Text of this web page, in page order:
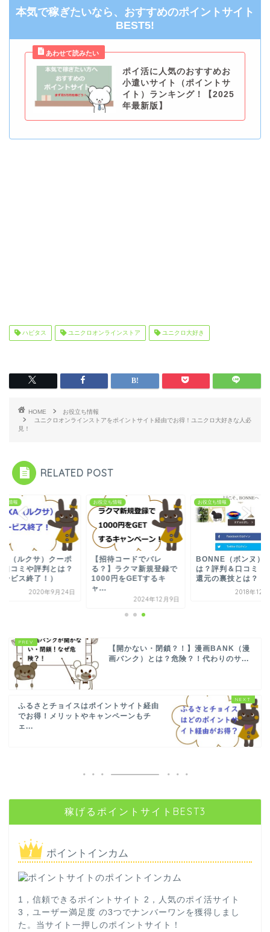
本気で稼ぎたいなら、おすすめのポイントサイト
BEST5!
ポイ活に人気のおすすめお
小遣いサイト（ポイントサ
イト）ランキング！【2025
年最新版】
ハピタス ユニクロオンラインストア ユニクロ大好き
HOME
お役立ち情報
ユニクロオンラインストアをポイントサイト経由でお得！ユニクロ大好きな人必
見！
RELATED POST
ち情報
（ルクサ）クーポ
口コミや評判とは？
ービス終了！）
2020年9月24日
お役立ち情報
【招待コードでバレ
る？】ラクマ新規登録で
1000円をGETするキ
ャ...
2024年12月9日
お役立ち情報
BONNE（ボンヌ）
は？評判＆口コミ！
還元の裏技とは？
2018年12
【開かない・閉鎖？！】漫画BANK（漫
画バンク）とは？危険？！代わりのサ...
ふるさとチョイスはポイントサイト経由
でお得！メリットやキャンペーンもチ
ェ...
稼げるポイントサイトBEST3
ポイントインカム
1，信頼できるポイントサイト 2，人気のポイ活サイト
3，ユーザー満足度 の3つでナンバーワンを獲得しまし
た。当サイト一押しのポイントサイト！